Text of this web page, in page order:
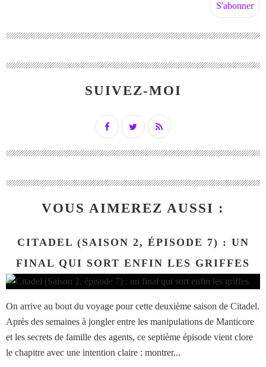
SUIVEZ-MOI
VOUS AIMEREZ AUSSI :
CITADEL (SAISON 2, ÉPISODE 7) : UN
FINAL QUI SORT ENFIN LES GRIFFES
On arrive au bout du voyage pour cette deuxième saison de Citadel.
Après des semaines à jongler entre les manipulations de Manticore
et les secrets de famille des agents, ce septième épisode vient clore
le chapitre avec une intention claire : montrer...